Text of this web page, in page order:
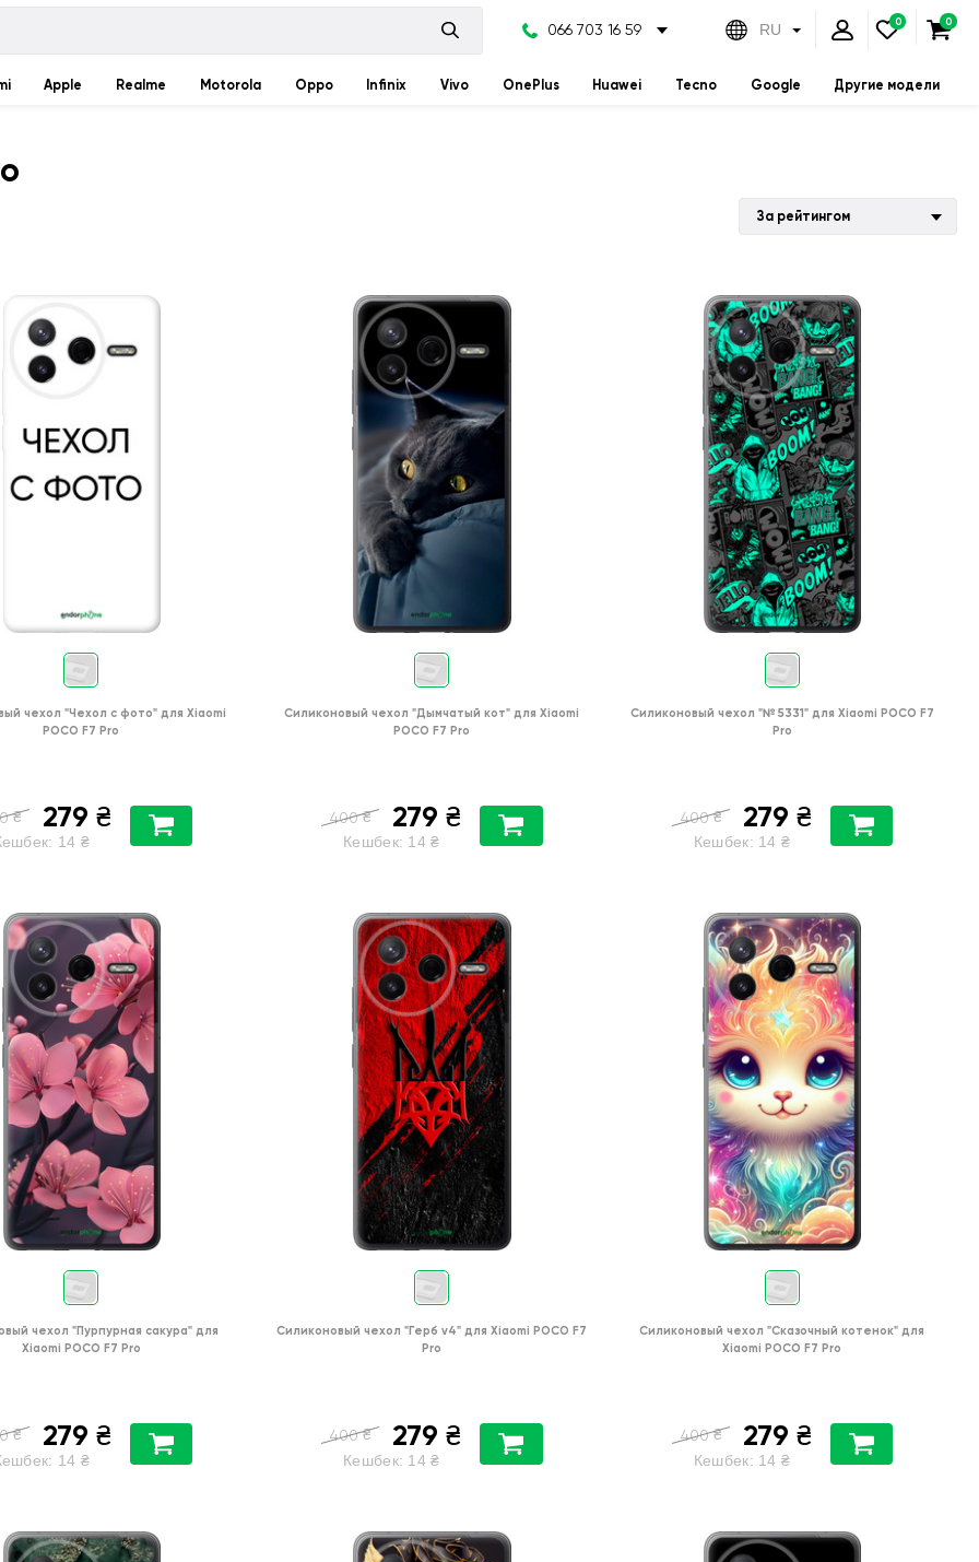
066 703 16 59 RU
Apple Realme Motorola Oppo Infinix Vivo OnePlus Huawei Tecno Google Другие модели
За рейтингом
чехол "Чехол с фото" для Xiaomi
POCO F7 Pro
₴ 279 ₴
14 ₴
Силиконовый чехол "Дымчатый кот" для Xiaomi
POCO F7 Pro
400 ₴ 279 ₴
Кешбек: 14 ₴
Силиконовый чехол "№ 5331" для Xiaomi POCO F7
Pro
400 ₴ 279 ₴
Кешбек: 14 ₴
чехол "Пурпурная сакура" для
Xiaomi POCO F7 Pro
₴ 279 ₴
14 ₴
Силиконовый чехол "Герб v4" для Xiaomi POCO F7
Pro
400 ₴ 279 ₴
Кешбек: 14 ₴
Силиконовый чехол "Сказочный котенок" для
Xiaomi POCO F7 Pro
400 ₴ 279 ₴
Кешбек: 14 ₴